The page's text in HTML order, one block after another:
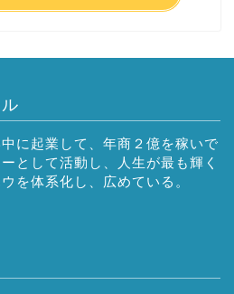
に起業して、年商２億を稼いで
として活動し、人生が最も輝く
を体系化し、広めている。